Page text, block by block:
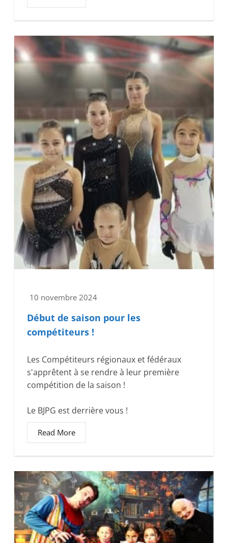
10 novembre 2024
Début de saison pour les
compétiteurs !
Les Compétiteurs régionaux et fédéraux
s'apprêtent à se rendre à leur première
compétition de la saison !
Le BJPG est derrière vous !
Read More